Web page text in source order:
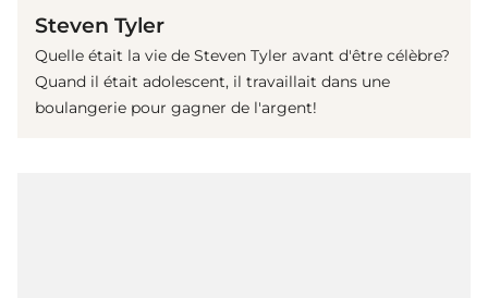
Steven Tyler
Quelle était la vie de Steven Tyler avant d'être célèbre?
Quand il était adolescent, il travaillait dans une
boulangerie pour gagner de l'argent!